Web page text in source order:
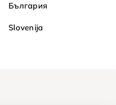
България
Slovenija